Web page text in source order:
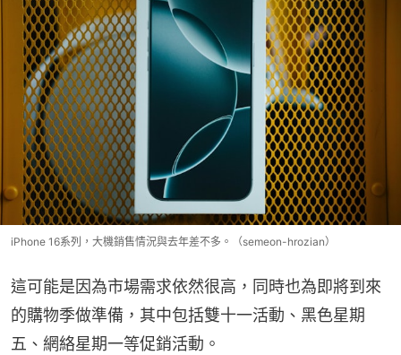
iPhone 16系列，大機銷售情況與去年差不多。（semeon-hrozian）
這可能是因為市場需求依然很高，同時也為即將到來
的購物季做準備，其中包括雙十一活動、黑色星期
五、網絡星期一等促銷活動。